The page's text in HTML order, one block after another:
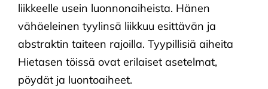
liikkeelle usein luonnonaiheista. Hänen
vähäeleinen tyylinsä liikkuu esittävän ja
abstraktin taiteen rajoilla. Tyypillisiä aiheita
Hietasen töissä ovat erilaiset asetelmat,
pöydät ja luontoaiheet.